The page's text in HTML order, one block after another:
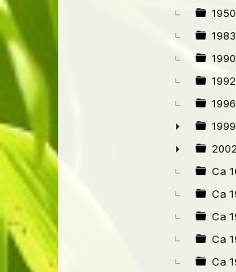
►
1950
1983
1990
1992
1996
►
1999
►
2002
Ca
Ca
Ca
Ca
Ca